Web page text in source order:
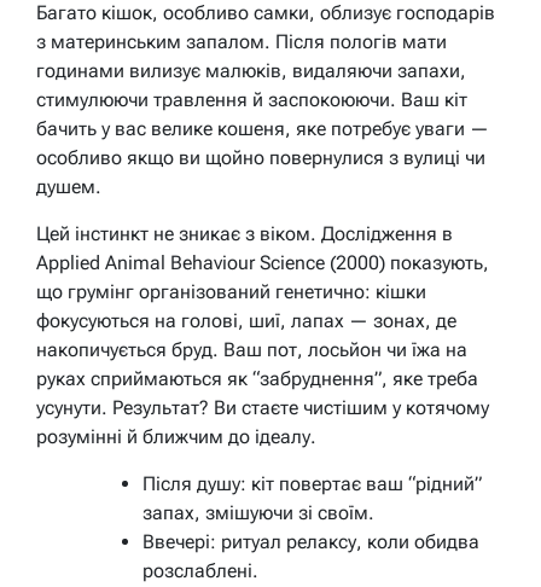
Багато кішок, особливо самки, облизує господарів
з материнським запалом. Після пологів мати
годинами вилизує малюків, видаляючи запахи,
стимулюючи травлення й заспокоюючи. Ваш кіт
бачить у вас велике кошеня, яке потребує уваги —
особливо якщо ви щойно повернулися з вулиці чи
душем.
Цей інстинкт не зникає з віком. Дослідження в
Applied Animal Behaviour Science (2000) показують,
що грумінг організований генетично: кішки
фокусуються на голові, шиї, лапах — зонах, де
накопичується бруд. Ваш пот, лосьйон чи їжа на
руках сприймаються як “забруднення”, яке треба
усунути. Результат? Ви стаєте чистішим у котячому
розумінні й ближчим до ідеалу.
Після душу: кіт повертає ваш “рідний”
запах, змішуючи зі своїм.
Ввечері: ритуал релаксу, коли обидва
розслаблені.